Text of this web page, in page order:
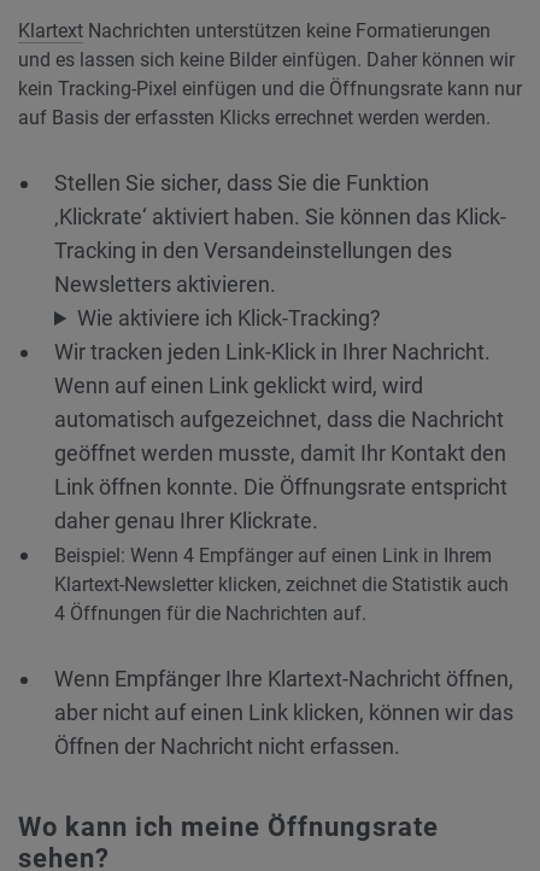
Klartext Nachrichten unterstützen keine Formatierungen
und es lassen sich keine Bilder einfügen. Daher können wir
kein Tracking-Pixel einfügen und die Öffnungsrate kann nur
auf Basis der erfassten Klicks errechnet werden werden.
Stellen Sie sicher, dass Sie die Funktion
‚Klickrate‘ aktiviert haben. Sie können das Klick-
Tracking in den Versandeinstellungen des
Newsletters aktivieren.
Wie aktiviere ich Klick-Tracking?
Wir tracken jeden Link-Klick in Ihrer Nachricht.
Wenn auf einen Link geklickt wird, wird
automatisch aufgezeichnet, dass die Nachricht
geöffnet werden musste, damit Ihr Kontakt den
Link öffnen konnte. Die Öffnungsrate entspricht
daher genau Ihrer Klickrate.
Beispiel: Wenn 4 Empfänger auf einen Link in Ihrem
Klartext-Newsletter klicken, zeichnet die Statistik auch
4 Öffnungen für die Nachrichten auf.
Wenn Empfänger Ihre Klartext-Nachricht öffnen,
aber nicht auf einen Link klicken, können wir das
Öffnen der Nachricht nicht erfassen.
Wo kann ich meine Öffnungsrate
sehen?